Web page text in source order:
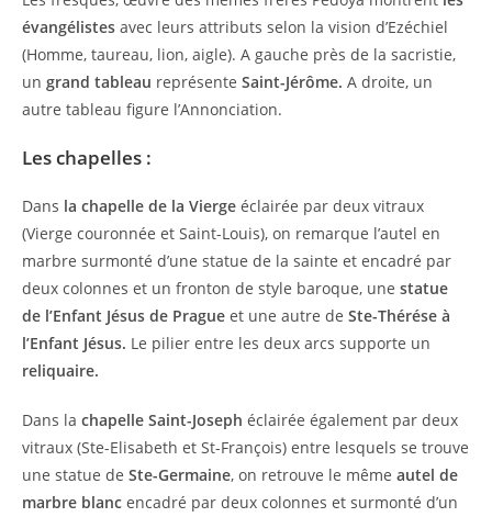
évangélistes avec leurs attributs selon la vision d’Ezéchiel
(Homme, taureau, lion, aigle). A gauche près de la sacristie,
un grand tableau représente Saint-Jérôme. A droite, un
autre tableau figure l’Annonciation.
Les chapelles :
Dans la chapelle de la Vierge éclairée par deux vitraux
(Vierge couronnée et Saint-Louis), on remarque l’autel en
marbre surmonté d’une statue de la sainte et encadré par
deux colonnes et un fronton de style baroque, une statue
de l’Enfant Jésus de Prague et une autre de Ste-Thérése à
l’Enfant Jésus. Le pilier entre les deux arcs supporte un
reliquaire.
Dans la chapelle Saint-Joseph éclairée également par deux
vitraux (Ste-Elisabeth et St-François) entre lesquels se trouve
une statue de Ste-Germaine, on retrouve le même autel de
marbre blanc encadré par deux colonnes et surmonté d’un